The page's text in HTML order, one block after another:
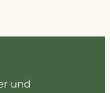
und